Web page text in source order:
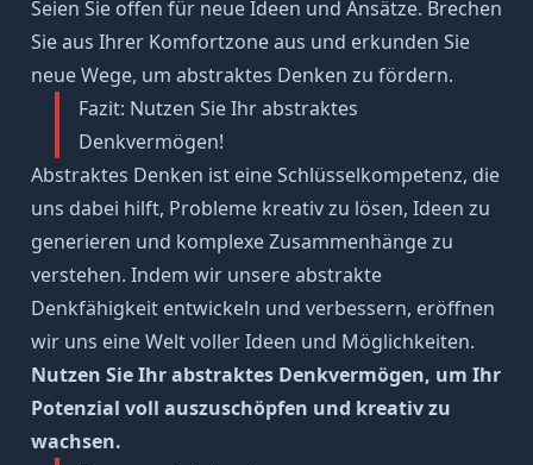
Seien Sie offen für neue Ideen und Ansätze. Brechen
Sie aus Ihrer Komfortzoneaus und erkunden Sie
neue Wege, um abstraktes Denken zu fördern.
Fazit: Nutzen Sie Ihr abstraktes
Denkvermögen!
Abstraktes Denken ist eine Schlüsselkompetenz, die
uns dabei hilft, Probleme kreativ zu lösen, Ideen zu
generieren und komplexe Zusammenhänge zu
verstehen. Indem wir unsere abstrakte
Denkfähigkeit entwickeln und verbessern, eröffnen
wir uns eine Welt voller Ideen und Möglichkeiten.
Nutzen Sie Ihr abstraktes Denkvermögen, um Ihr
Potenzial voll auszuschöpfen und kreativ zu
wachsen.